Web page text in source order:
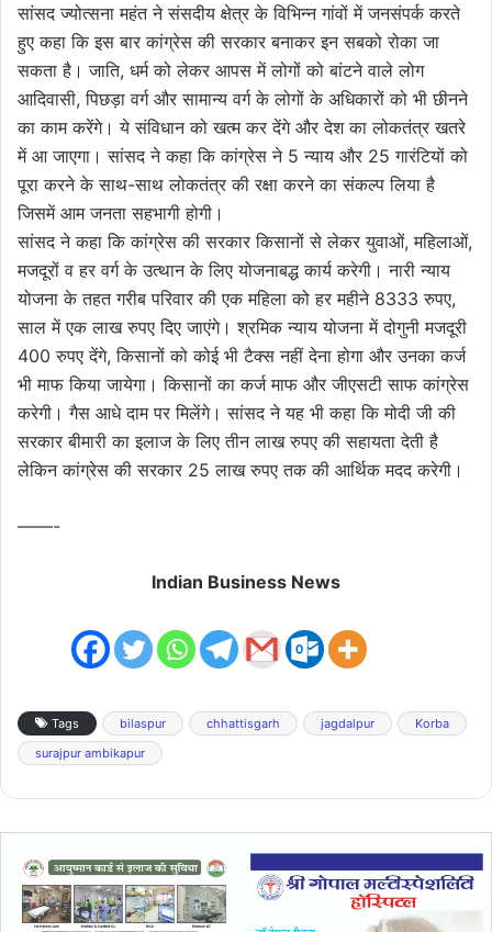
सांसद ज्योत्सना महंत ने संसदीय क्षेत्र के विभिन्न गांवों में जनसंपर्क करते
हुए कहा कि इस बार कांग्रेस की सरकार बनाकर इन सबको रोका जा
सकता है। जाति, धर्म को लेकर आपस में लोगों को बांटने वाले लोग
आदिवासी, पिछड़ा वर्ग और सामान्य वर्ग के लोगों के अधिकारों को भी छीनने
का काम करेंगे। ये संविधान को खत्म कर देंगे और देश का लोकतंत्र खतरे
में आ जाएगा। सांसद ने कहा कि कांग्रेस ने 5 न्याय और 25 गारंटियों को
पूरा करने के साथ-साथ लोकतंत्र की रक्षा करने का संकल्प लिया है
जिसमें आम जनता सहभागी होगी।
सांसद ने कहा कि कांग्रेस की सरकार किसानों से लेकर युवाओं, महिलाओं,
मजदूरों व हर वर्ग के उत्थान के लिए योजनाबद्ध कार्य करेगी। नारी न्याय
योजना के तहत गरीब परिवार की एक महिला को हर महीने 8333 रुपए,
साल में एक लाख रुपए दिए जाएंगे। श्रमिक न्याय योजना में दोगुनी मजदूरी
400 रुपए देंगे, किसानों को कोई भी टैक्स नहीं देना होगा और उनका कर्ज
भी माफ किया जायेगा। किसानों का कर्ज माफ और जीएसटी साफ कांग्रेस
करेगी। गैस आधे दाम पर मिलेंगे। सांसद ने यह भी कहा कि मोदी जी की
सरकार बीमारी का इलाज के लिए तीन लाख रुपए की सहायता देती है
लेकिन कांग्रेस की सरकार 25 लाख रुपए तक की आर्थिक मदद करेगी।
——-
Indian Business News
Tags bilaspur chhattisgarh jagdalpur
Korba
surajpur ambikapur